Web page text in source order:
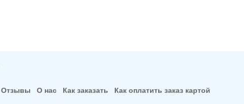
Отзывы О нас Как заказать Как оплатить заказ картой